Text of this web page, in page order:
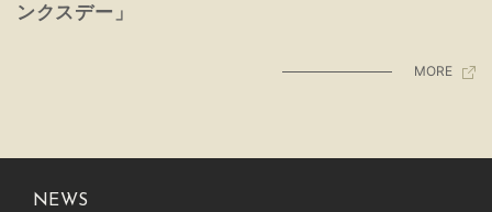
ンクスデー」
MORE
NEWS